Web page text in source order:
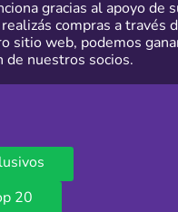
gracias al apoyo de
compras a través
sitio web, podemos
de nuestros socios.
20